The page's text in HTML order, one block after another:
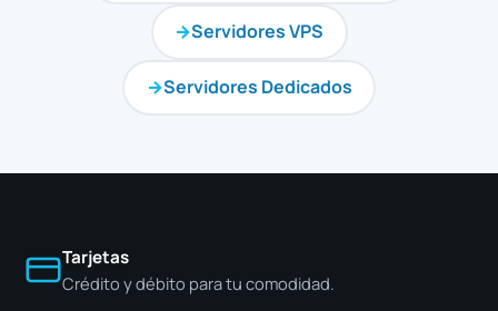
Servidores VPS
Servidores Dedicados
Tarjetas
Crédito y débito para tu comodidad.